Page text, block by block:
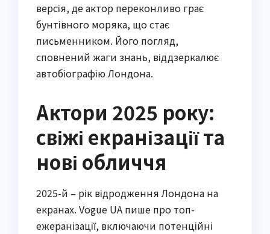
версія, де актор переконливо грає
бунтівного моряка, що стає
письменником. Його погляд,
сповнений жаги знань, віддзеркалює
автобіографію Лондона.
Актори 2025 року:
свіжі екранізації та
нові обличчя
2025-й – рік відродження Лондона на
екранах. Vogue UA пише про топ-
ежеранізації, включаючи потенційні